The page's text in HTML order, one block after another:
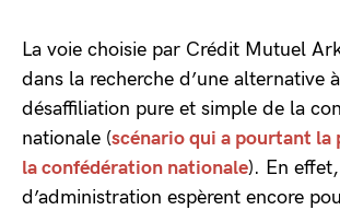
La voie choisie par Crédit Mutuel
dans la recherche d’une alternative
désaffiliation pure et simple de la
nationale (scénario qui a pourtant la
la confédération nationale). En
d’administration espèrent encore